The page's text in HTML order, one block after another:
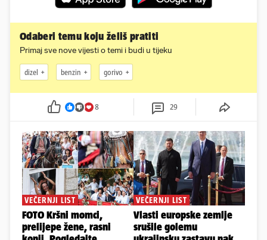
Odaberi temu koju želiš pratiti
Primaj sve nove vijesti o temi i budi u tijeku
dizel benzin gorivo
8 29